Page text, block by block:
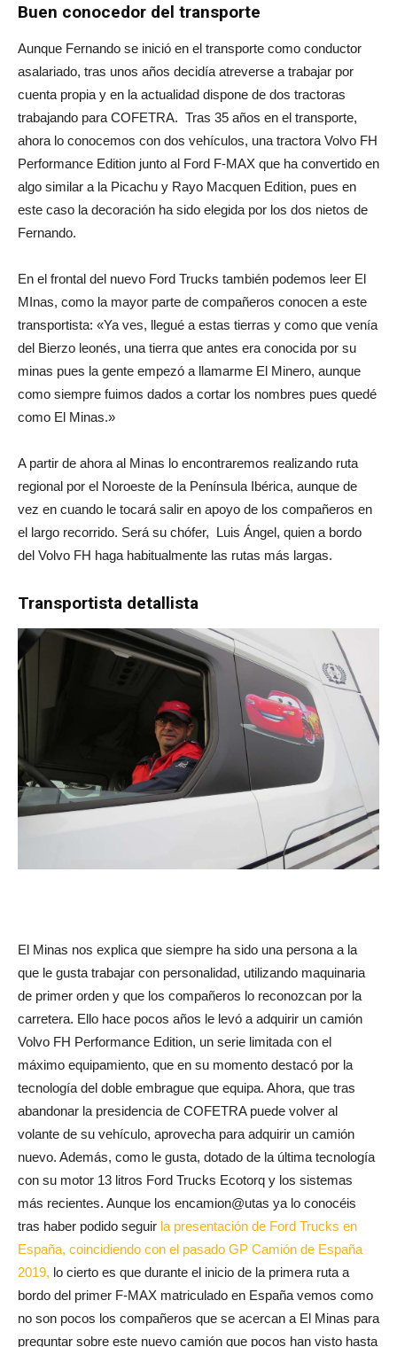
Buen conocedor del transporte
Aunque Fernando se inició en el transporte como conductor
asalariado, tras unos años decidía atreverse a trabajar por
cuenta propia y en la actualidad dispone de dos tractoras
trabajando para COFETRA. Tras 35 años en el transporte,
ahora lo conocemos con dos vehículos, una tractora Volvo FH
Performance Edition junto al Ford F-MAX que ha convertido en
algo similar a la Picachu y Rayo Macquen Edition, pues en
este caso la decoración ha sido elegida por los dos nietos de
Fernando.
En el frontal del nuevo Ford Trucks también podemos leer El
MInas, como la mayor parte de compañeros conocen a este
transportista: «Ya ves, llegué a estas tierras y como que venía
del Bierzo leonés, una tierra que antes era conocida por su
minas pues la gente empezó a llamarme El Minero, aunque
como siempre fuimos dados a cortar los nombres pues quedé
como El Minas.»
A partir de ahora al Minas lo encontraremos realizando ruta
regional por el Noroeste de la Península Ibérica, aunque de
vez en cuando le tocará salir en apoyo de los compañeros en
el largo recorrido. Será su chófer, Luis Ángel, quien a bordo
del Volvo FH haga habitualmente las rutas más largas.
Transportista detallista
El Minas nos explica que siempre ha sido una persona a la
que le gusta trabajar con personalidad, utilizando maquinaria
de primer orden y que los compañeros lo reconozcan por la
carretera. Ello hace pocos años le levó a adquirir un camión
Volvo FH Performance Edition, un serie limitada con el
máximo equipamiento, que en su momento destacó por la
tecnología del doble embrague que equipa. Ahora, que tras
abandonar la presidencia de COFETRA puede volver al
volante de su vehículo, aprovecha para adquirir un camión
nuevo. Además, como le gusta, dotado de la última tecnología
con su motor 13 litros Ford Trucks Ecotorq y los sistemas
más recientes. Aunque los encamion@utas ya lo conocéis
tras haber podido seguir la presentación de Ford Trucks en
España, coincidiendo con el pasado GP Camión de España
2019, lo cierto es que durante el inicio de la primera ruta a
bordo del primer F-MAX matriculado en España vemos como
no son pocos los compañeros que se acercan a El Minas para
preguntar sobre este nuevo camión que pocos han visto hasta